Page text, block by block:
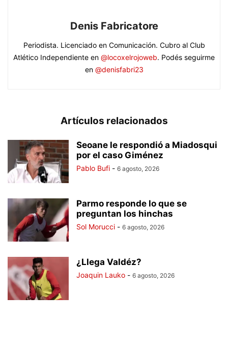
Denis Fabricatore
Periodista. Licenciado en Comunicación. Cubro al Club
Atlético Independiente en @locoxelrojoweb. Podés seguirme
en @denisfabri23
Artículos relacionados
Seoane le respondió a Miadosqui
por el caso Giménez
Pablo Bufi - 6 agosto, 2026
Parmo responde lo que se
preguntan los hinchas
Sol Morucci - 6 agosto, 2026
¿Llega Valdéz?
Joaquin Lauko - 6 agosto, 2026